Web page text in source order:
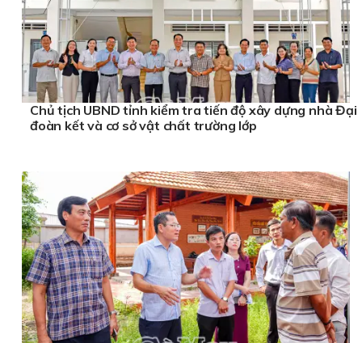
Chủ tịch UBND tỉnh kiểm tra tiến độ xây dựng nhà Đại
đoàn kết và cơ sở vật chất trường lớp